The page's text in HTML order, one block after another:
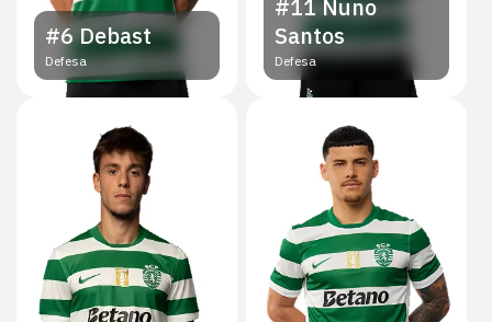
#6Debast
Defesa
#11Nuno
Santos
Defesa